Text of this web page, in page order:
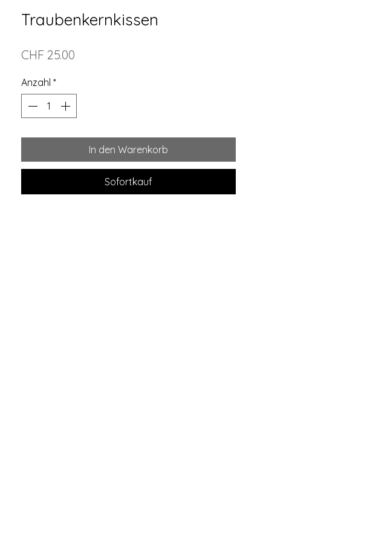
Traubenkernkissen
CHF 25.00
Anzahl *
In den Warenkorb
Sofortkauf